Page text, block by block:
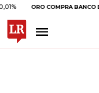
ORO COMPRA BANCO DE LA